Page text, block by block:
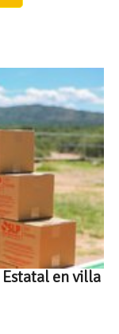
Estatal en villa